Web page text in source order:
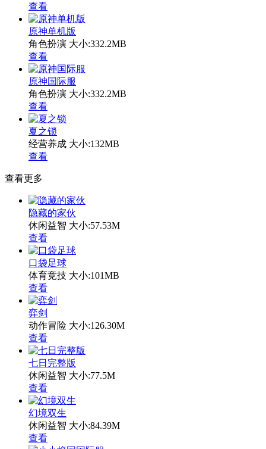
查看
原神单机版
角色扮演 大小:332.2MB
查看
原神国际服
角色扮演 大小:332.2MB
查看
夏之锁
经营养成 大小:132MB
查看
查看更多
隐藏的家伙
休闲益智 大小:57.53M
查看
口袋足球
体育竞技 大小:101MB
查看
弈剑
动作冒险 大小:126.30M
查看
七日完整版
休闲益智 大小:77.5M
查看
幻境双生
休闲益智 大小:84.39M
查看